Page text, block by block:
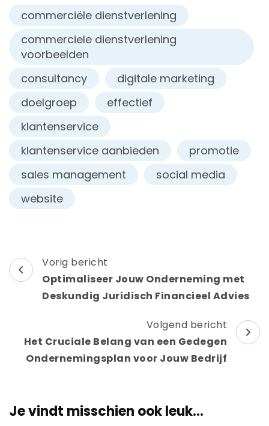
commerciële dienstverlening
commerciele dienstverlening
voorbeelden
consultancy
digitale marketing
doelgroep
effectief
klantenservice
klantenservice aanbieden
promotie
sales management
social media
website
Berichtnavigatie
Vorig bericht
Optimaliseer Jouw Onderneming met
Deskundig Juridisch Financieel Advies
Volgend bericht
Het Cruciale Belang van een Gedegen
Ondernemingsplan voor Jouw Bedrijf
Je vindt misschien ook leuk...